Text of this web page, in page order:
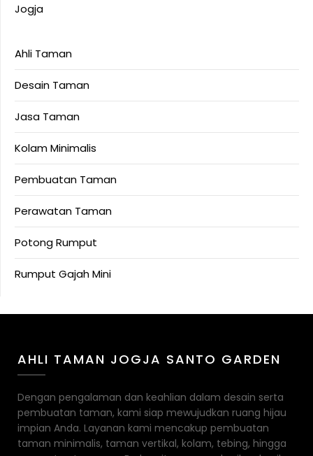
Jogja
Ahli Taman
Desain Taman
Jasa Taman
Kolam Minimalis
Pembuatan Taman
Perawatan Taman
Potong Rumput
Rumput Gajah Mini
AHLI TAMAN JOGJA SANTO GARDEN
Dengan pengalaman dan keahlian dalam desain serta
pembuatan taman, kami siap mewujudkan ruang hijau
impian Anda. Layanan kami mencakup pembuatan
taman minimalis, taman vertikal, kolam, tebing, hingga